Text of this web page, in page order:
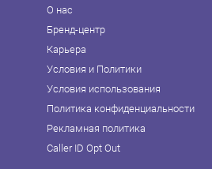
О нас
Бренд-центр
Карьера
Условия и Политики
Условия использования
Политика конфиденциальности
Рекламная политика
Caller ID Opt Out